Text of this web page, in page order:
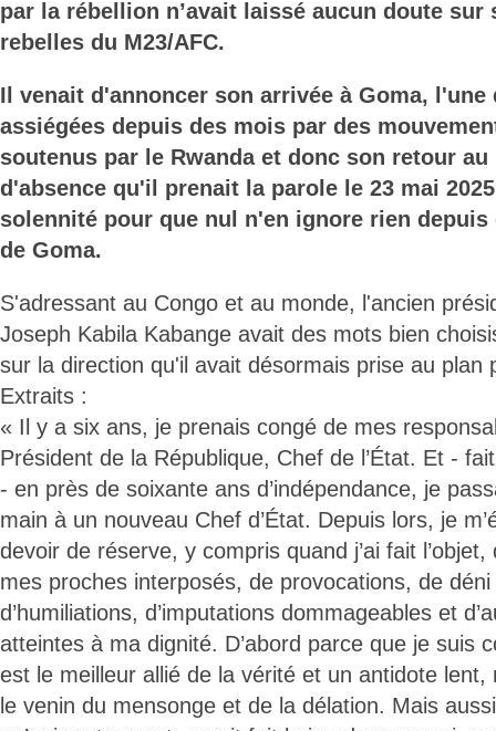
par la rébellion n’avait laissé aucun doute sur
rebelles du M23/AFC.
Il venait d'annoncer son arrivée à Goma,
assiégées depuis des mois par des
soutenus par le Rwanda et donc son retour
d'absence qu'il prenait la parole le 23 mai
solennité pour que nul n'en ignore rien
de Goma.
S'adressant au Congo et au monde, l'ancien
Joseph Kabila Kabange avait des mots bien
sur la direction qu'il avait désormais prise au plan
Extraits :
« Il y a six ans, je prenais congé de mes
Président de la République, Chef de l’État. Et -
- en près de soixante ans d’indépendance, je
main à un nouveau Chef d’État. Depuis lors, je
devoir de réserve, y compris quand j’ai fait
mes proches interposés, de provocations, de
d’humiliations, d’imputations dommageables et
atteintes à ma dignité. D’abord parce que je suis
est le meilleur allié de la vérité et un antidote lent,
le venin du mensonge et de la délation. Mais